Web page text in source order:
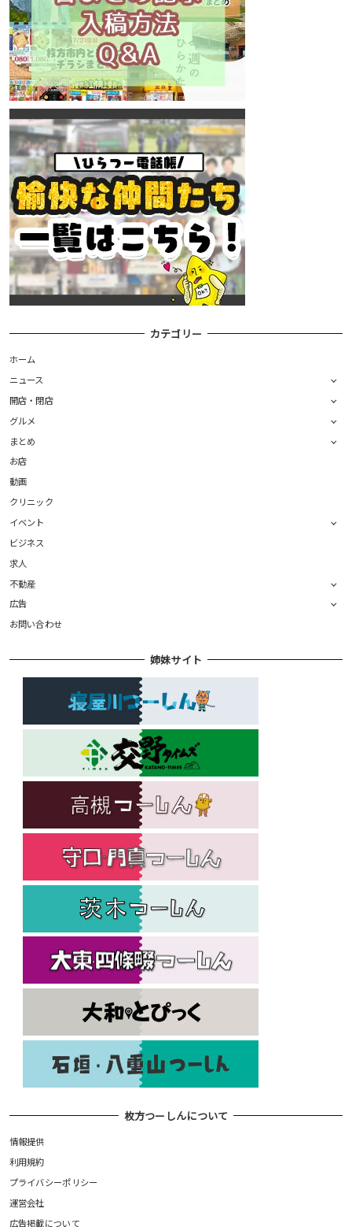
カテゴリー
ホーム
ニュース
開店・閉店
グルメ
まとめ
お店
動画
クリニック
イベント
ビジネス
求人
不動産
広告
お問い合わせ
姉妹サイト
枚方つーしんについて
情報提供
利用規約
プライバシーポリシー
運営会社
広告掲載について